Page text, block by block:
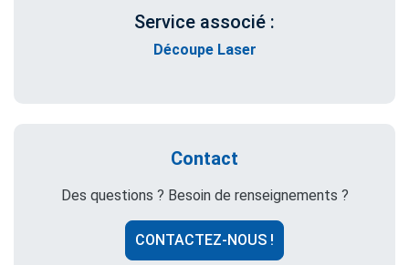
Service associé :
Découpe Laser
Contact
Des questions ? Besoin de renseignements ?
CONTACTEZ-NOUS !